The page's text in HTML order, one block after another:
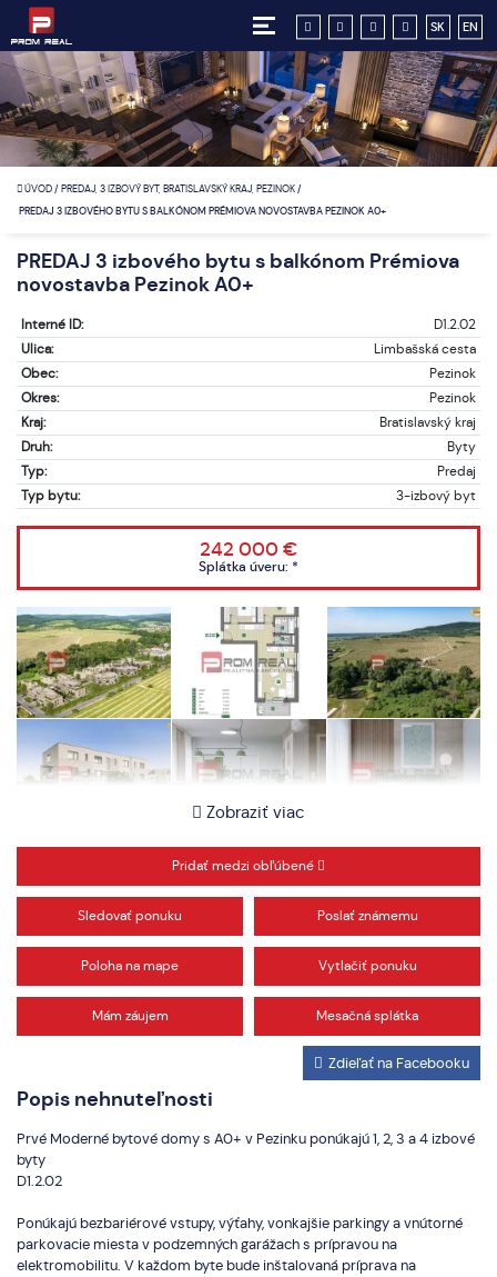
SK EN
ÚVOD/PREDAJ, 3 IZBOVÝ BYT, BRATISLAVSKÝ KRAJ, PEZINOK/
PREDAJ 3 IZBOVÉHO BYTU S BALKÓNOM PRÉMIOVA NOVOSTAVBA PEZINOK A0+
PREDAJ 3 izbového bytu s balkónom Prémiova
novostavba Pezinok A0+
Interné ID:
D1.2.02
Ulica:
Limbašská cesta
Obec:
Pezinok
Okres:
Pezinok
Kraj:
Bratislavský kraj
Druh:
Byty
Typ:
Predaj
Typ bytu:
3-izbový byt
242 000 €
Splátka úveru: *
Zobraziť viac
Pridať medzi obľúbené
Sledovať ponuku Poslať známemu
Poloha na mape Vytlačiť ponuku
Mám záujem Mesačná splátka
Popis nehnuteľnosti
Zdieľať na Facebooku
Prvé Moderné bytové domy s A0+ v Pezinku ponúkajú 1, 2, 3 a 4 izbové
byty
D1.2.02
Ponúkajú bezbariérové vstupy, výťahy, vonkajšie parkingy a vnútorné
parkovacie miesta v podzemných garážach s prípravou na
elektromobilitu. V každom byte bude inštalovaná príprava na